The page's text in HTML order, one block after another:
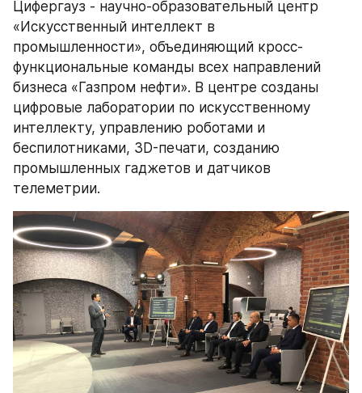
Цифергауз - научно-образовательный центр
«Искусственный интеллект в
промышленности», объединяющий кросс-
функциональные команды всех направлений
бизнеса «Газпром нефти». В центре созданы
цифровые лаборатории по искусственному
интеллекту, управлению роботами и
беспилотниками, 3D-печати, созданию
промышленных гаджетов и датчиков
телеметрии.